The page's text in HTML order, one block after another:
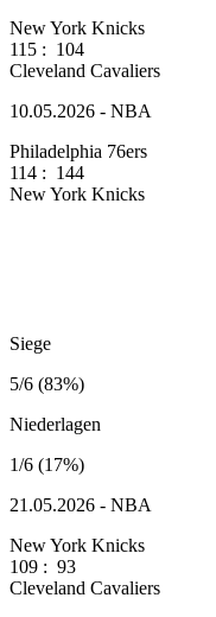
New York Knicks
115 : 104
Cleveland Cavaliers
10.05.2026 - NBA
Philadelphia 76ers
114 : 144
New York Knicks
Siege
5/6 (83%)
Niederlagen
1/6 (17%)
21.05.2026 - NBA
New York Knicks
109 : 93
Cleveland Cavaliers